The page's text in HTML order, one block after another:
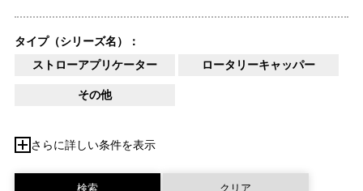
タイプ（シリーズ名）：
ストローアプリケーター
ロータリーキャッパー
その他
さらに詳しい条件を表示